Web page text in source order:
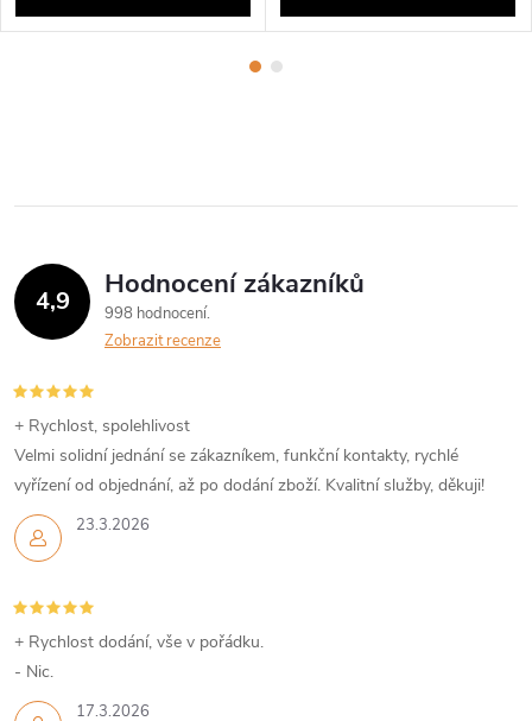
4,9 Hodnocení zákazníků
998 hodnocení
Zobrazit recenze
23.3.2026
+ Rychlost, spolehlivost
Velmi solidní jednání se zákazníkem, funkční kontakty, rychlé
vyřízení od objednání, až po dodání zboží. Kvalitní služby, děkuji!
17.3.2026
+ Rychlost dodání, vše v pořádku.
- Nic.